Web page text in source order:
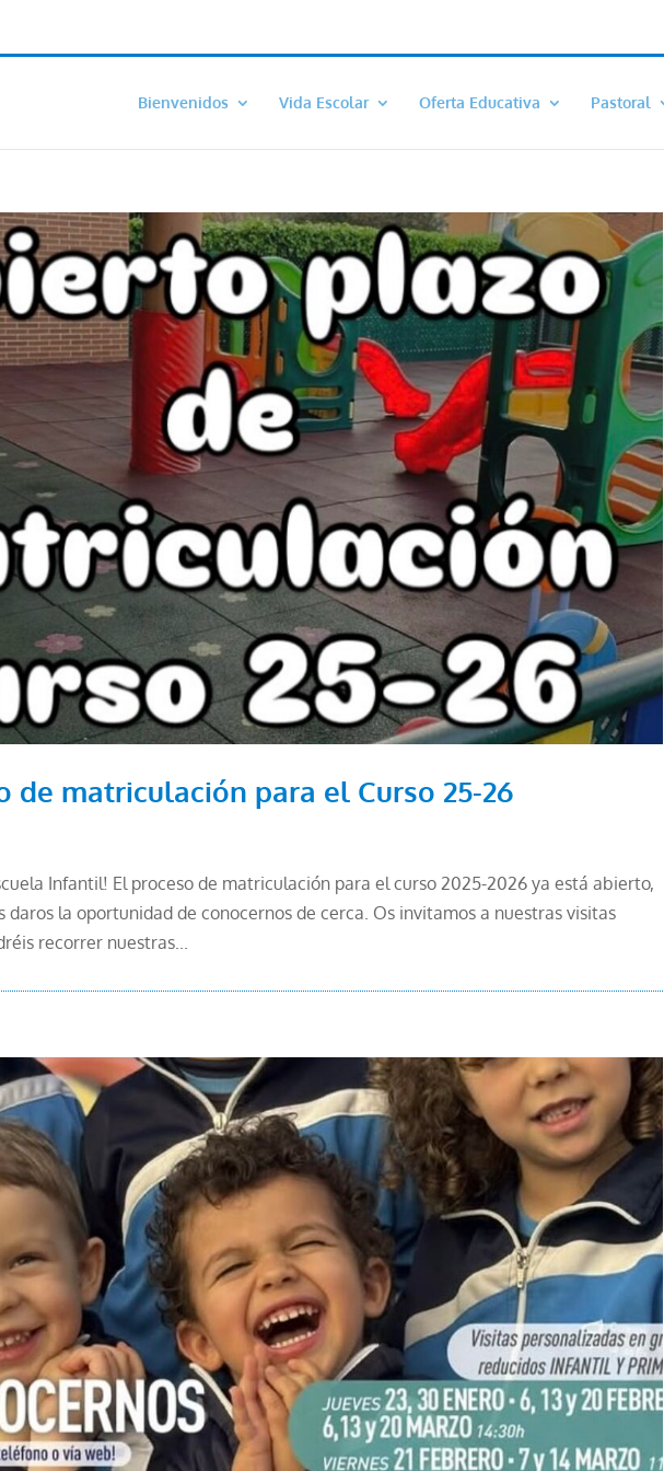
Bienvenidos Vida Escolar Oferta Educativa Pastoral
de matriculación para el Curso 25-26
Infantil! El proceso de matriculación para el curso 2025-2026 ya está abierto,
daros la oportunidad de conocernos de cerca. Os invitamos a nuestras visitas
recorrer nuestras...